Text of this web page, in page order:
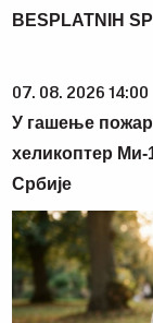
BESPLATNIH
07. 08. 2026 14:00
У гашење
хеликоптер Ми-
Србије